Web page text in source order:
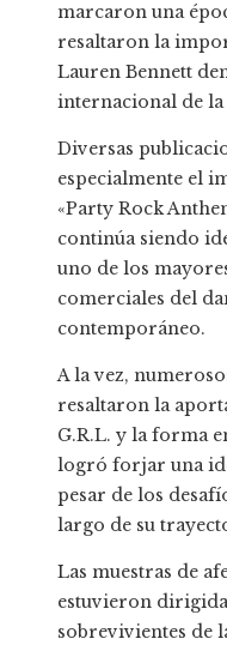
marcaron una
resaltaron la
Lauren Bennett
internacional de la
Diversas
especialmente el
«Party Rock
continúa siendo
uno de los
comerciales del
contemporáneo.
A la vez,
resaltaron la
G.R.L. y la forma
logró forjar una
pesar de los
largo de su
Las muestras de
estuvieron
sobrevivientes de